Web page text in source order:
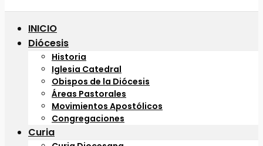
INICIO
Diócesis
Historia
Iglesia Catedral
Obispos de la Diócesis
Áreas Pastorales
Movimientos Apostólicos
Congregaciones
Curia